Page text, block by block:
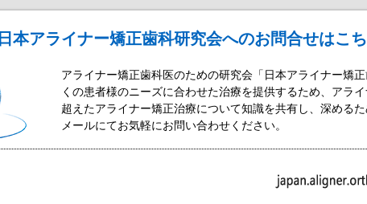
日本アライナー矯正歯科研究会へのお問合せはこ
アライナー矯正歯科医のための研究会「日本アライナー矯
くの患者様のニーズに合わせた治療を提供するため、アラ
超えたアライナー矯正治療について知識を共有し、深めるた
メールにてお気軽にお問い合わせください。